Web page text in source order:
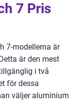
7 Pris
7-modellerna är
är den mest
i två
för dessa
väljer aluminium